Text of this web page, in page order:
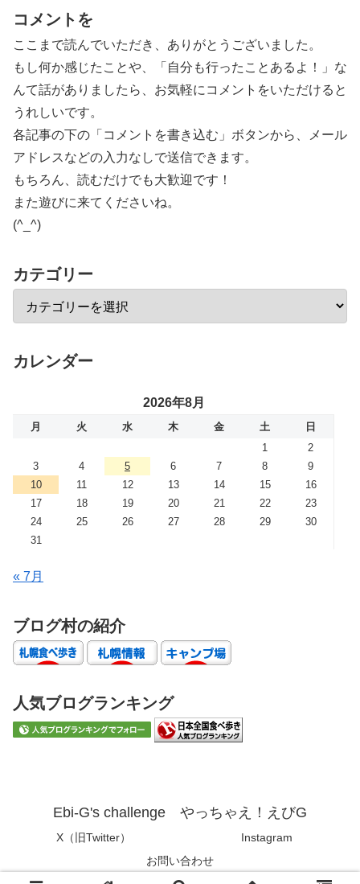
コメントを
ここまで読んでいただき、ありがとうございました。
もし何か感じたことや、「自分も行ったことあるよ！」な
んて話がありましたら、お気軽にコメントをいただけると
うれしいです。
各記事の下の「コメントを書き込む」ボタンから、メール
アドレスなどの入力なしで送信できます。
もちろん、読むだけでも大歓迎です！
また遊びに来てくださいね。
(^_^)
カテゴリー
カレンダー
2026年8月
月 火 水 木 金 土
日
1
2
3
4 5 6 7 8
9
10
11 12 13 14 15
16
17
18 19 20 21 22
23
24
25 26 27 28 29
30
31
« 7月
ブログ村の紹介
人気ブログランキング
Ebi-G's challenge やっちゃえ！えびG
X（旧Twitter）
Instagram
お問い合わせ